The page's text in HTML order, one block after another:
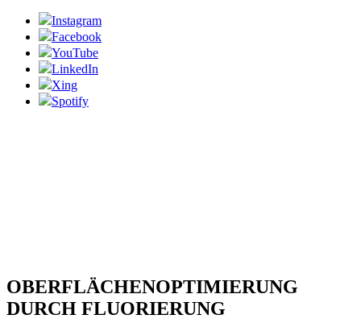
Instagram
Facebook
YouTube
LinkedIn
Xing
Spotify
OBER­FLÄCHEN­OPTIMIERUNG
DURCH FLUORIERUNG